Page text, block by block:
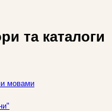
та каталоги
мовами